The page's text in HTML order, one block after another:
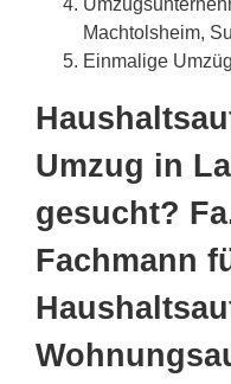
Machtolsheim,
Einmalige
Umzug in
gesucht?
Fachmann